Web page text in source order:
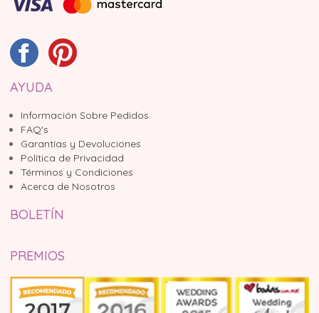
AYUDA
Información Sobre Pedidos
FAQ's
Garantías y Devoluciones
Política de Privacidad
Términos y Condiciones
Acerca de Nosotros
BOLETÍN
PREMIOS